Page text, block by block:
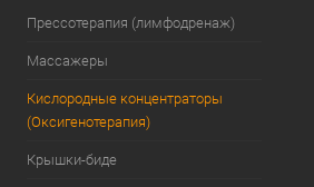
Прессотерапия (лимфодренаж)
Массажеры
Кислородные концентраторы
(Оксигенотерапия)
Крышки-биде